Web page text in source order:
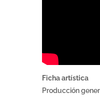
Ficha artística
Producción